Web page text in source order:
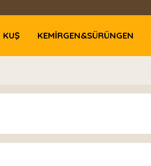
KUŞ KEMİRGEN&SÜRÜNGEN